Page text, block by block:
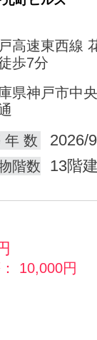
高速東西線
歩7分
県神戸市中
年 数
2026/
階数 13階
10,000円